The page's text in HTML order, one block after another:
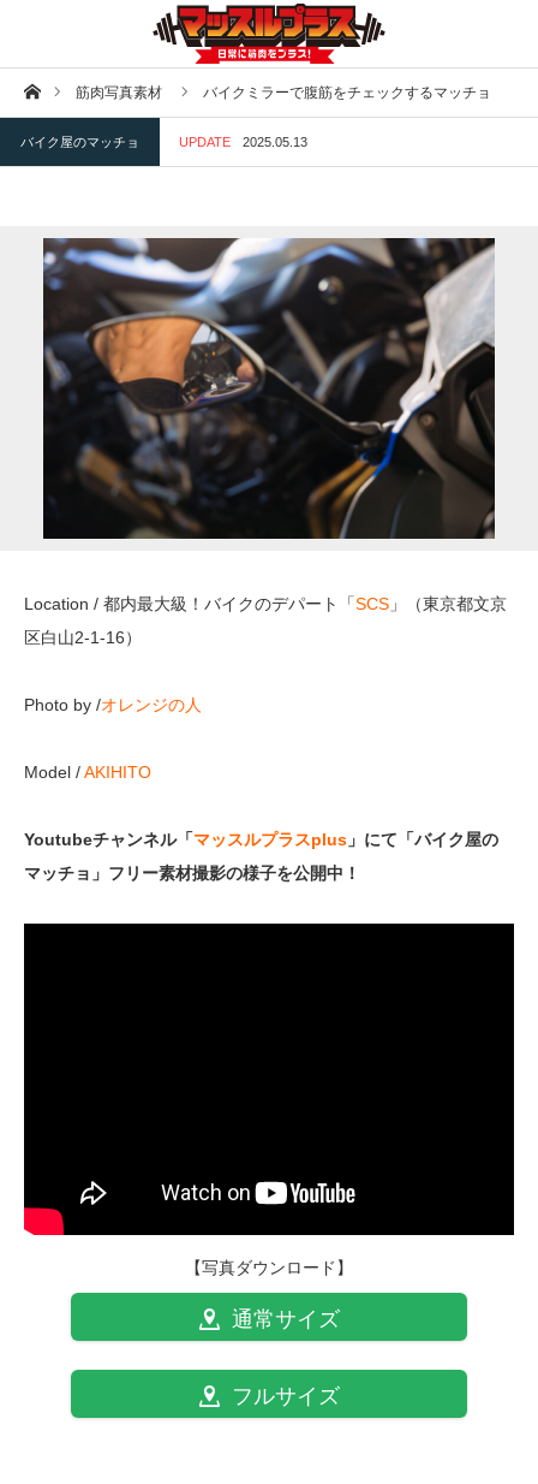
ホーム筋肉写真素材 バイクミラーで腹筋をチェックするマッチョ
バイク屋のマッチョ UPDATE 2025.05.13
Location / 都内最大級！バイクのデパート「SCS 」（東京都文京
区白山2-1-16）
Photo by /オレンジの人
Model /AKIHITO
Youtubeチャンネル「マッスルプラスplus 」にて「バイク屋の
マッチョ」フリー素材撮影の様子を公開中！
【写真ダウンロード】
通常サイズ
フルサイズ